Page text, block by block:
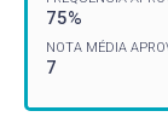
75%
NOTA MÉDIA
7